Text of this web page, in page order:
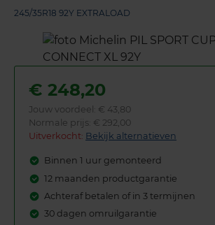
245/35R18 92Y EXTRALOAD
€ 248,20
Jouw voordeel: € 43,80
Normale prijs: € 292,00
Uitverkocht: Bekijk alternatieven
Binnen 1 uur gemonteerd
12 maanden productgarantie
Achteraf betalen of in 3 termijnen
30 dagen omruilgarantie